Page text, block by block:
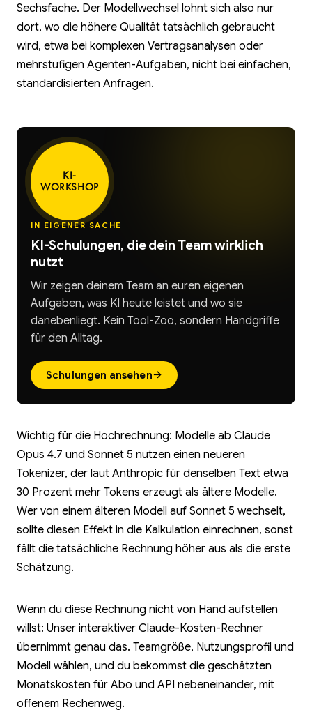
Sechsfache. Der Modellwechsel lohnt sich also nur
dort, wo die höhere Qualität tatsächlich gebraucht
wird, etwa bei komplexen Vertragsanalysen oder
mehrstufigen Agenten-Aufgaben, nicht bei einfachen,
standardisierten Anfragen.
IN EIGENER SACHE
KI-Schulungen, die dein Team wirklich
nutzt
Wir zeigen deinem Team an euren eigenen
Aufgaben, was KI heute leistet und wo sie
danebenliegt. Kein Tool-Zoo, sondern Handgriffe
für den Alltag.
Schulungen ansehen→
KI-
WORKSHOP
Wichtig für die Hochrechnung: Modelle ab Claude
Opus 4.7 und Sonnet 5 nutzen einen neueren
Tokenizer, der laut Anthropic für denselben Text etwa
30 Prozent mehr Tokens erzeugt als ältere Modelle.
Wer von einem älteren Modell auf Sonnet 5 wechselt,
sollte diesen Effekt in die Kalkulation einrechnen, sonst
fällt die tatsächliche Rechnung höher aus als die erste
Schätzung.
Wenn du diese Rechnung nicht von Hand aufstellen
willst: Unser interaktiver Claude-Kosten-Rechner
übernimmt genau das. Teamgröße, Nutzungsprofil und
Modell wählen, und du bekommst die geschätzten
Monatskosten für Abo und API nebeneinander, mit
offenem Rechenweg.